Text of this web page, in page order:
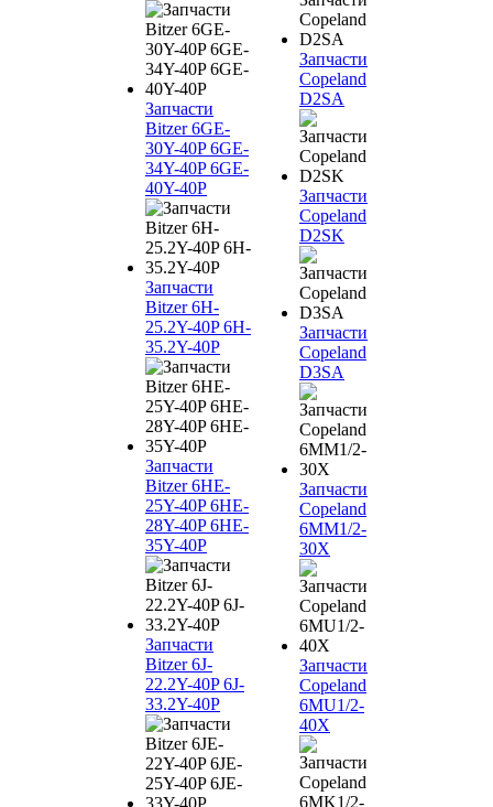
Запчасти
Bitzer 6GE-
30Y-40P 6GE-
34Y-40P 6GE-
40Y-40P
Запчасти
Bitzer 6H-
25.2Y-40P 6H-
35.2Y-40P
Запчасти
Bitzer 6HE-
25Y-40P 6HE-
28Y-40P 6HE-
35Y-40P
Запчасти
Bitzer 6J-
22.2Y-40P 6J-
33.2Y-40P
Запчасти
Copeland
D2SA
Запчасти
Copeland
D2SK
Запчасти
Copeland
D3SA
Запчасти
Copeland
6MM1/2-
30X
Запчасти
Copeland
6MU1/2-
40X